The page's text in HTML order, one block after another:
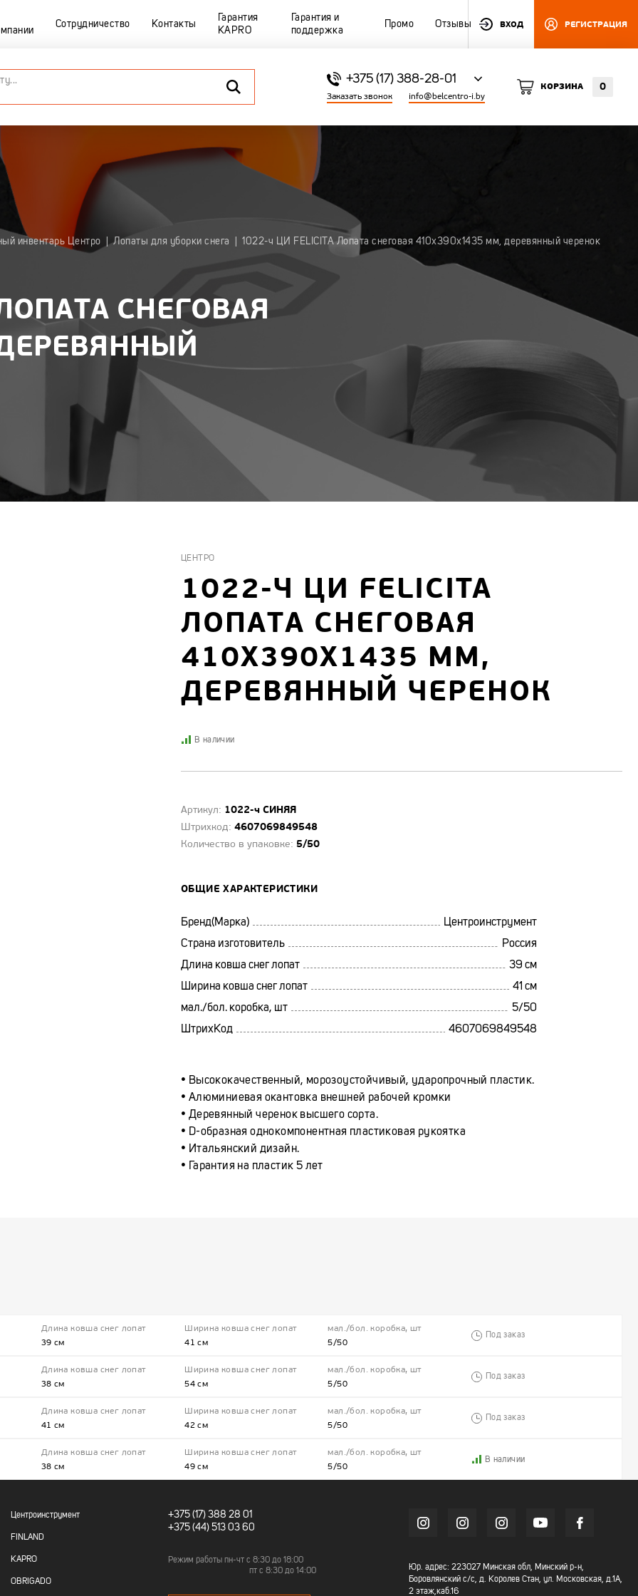
Сотрудничество Контакты
Гарантия
KAPRO
Гарантия и
поддержка
Промо Отзывы ВХОД РЕГИСТРАЦИЯ
+375 (17) 388-28-01
Заказать звонок info@belcentro-i.by
КОРЗИНА 0
ЦЕНТРО
для зачистки проводов
для ножей
список
САДОВЫЙ ИНВЕНТАРЬ ЦЕНТРО
Вилы
Ножницы
Полольники, культиваторы, тяпки
Садовые наборы (мини инструмент)
Садовые пилы
Раскрыть весь список
СНЕГОУБОРОЧНЫЙ ИНВЕНТАРЬ
Лопаты для уборки снега
инвентарь Центро Лопаты для уборки снега 1022-ч ЦИ FELICITA Лопата снеговая 410х390х1435 мм, деревянный черенок
СНЕГОВАЯ
ЦЕНТРО
1022-Ч ЦИ FELICITA
ЛОПАТА СНЕГОВАЯ
410Х390Х1435 ММ,
ДЕРЕВЯННЫЙ ЧЕРЕНОК
В наличии
Артикул: 1022-ч СИНЯЯ
Штрихкод: 4607069849548
Количество в упаковке: 5/50
ОБЩИЕ ХАРАКТЕРИСТИКИ
Бренд(Марка)
Центроинструмент
Страна изготовитель
Россия
Длина ковша снег лопат
39 см
Ширина ковша снег лопат
41 см
мал./бол. коробка, шт
5/50
ШтрихКод
4607069849548
• Высококачественный, морозоустойчивый, ударопрочный пластик.
• Алюминиевая окантовка внешней рабочей кромки
• Деревянный черенок высшего сорта.
• D-образная однокомпонентная пластиковая рукоятка
• Итальянский дизайн.
• Гарантия на пластик 5 лет
Длина ковша снег лопат
39 см
Ширина ковша снег лопат
41 см
мал./бол. коробка, шт
5/50
Под заказ
Длина ковша снег лопат
38 см
Ширина ковша снег лопат
54 см
мал./бол. коробка, шт
5/50
Под заказ
Длина ковша снег лопат
41 см
Ширина ковша снег лопат
42 см
мал./бол. коробка, шт
5/50
Под заказ
Длина ковша снег лопат
38 см
Ширина ковша снег лопат
49 см
мал./бол. коробка, шт
5/50
В наличии
Центроинструмент
FINLAND
KAPRO
OBRIGADO
+375 (17) 388 28 01
+375 (44) 513 03 60
Режим работы пн-чт c 8:30 до 18:00
пт с 8:30 до 14:00
Юр. адрес: 223027 Минская обл, Минский р-н,
Боровлянский с/с, д. Королев Стан, ул. Московская, д.1А,
2 этаж,каб.16